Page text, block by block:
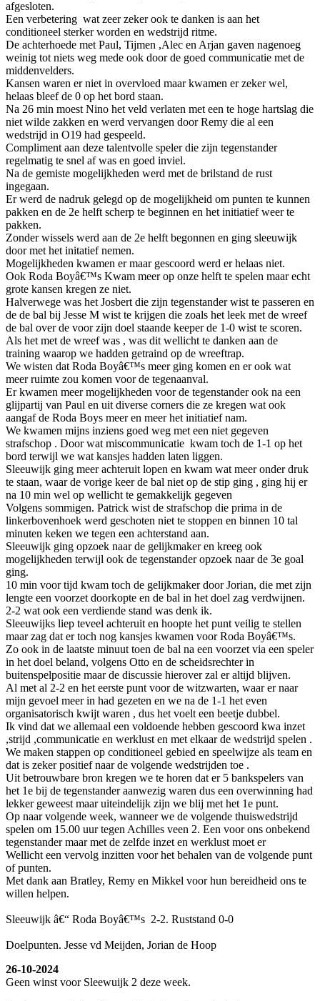
afgesloten.
Een verbetering wat zeer zeker ook te danken is aan het
conditioneel sterker worden en wedstrijd ritme.
De achterhoede met Paul, Tijmen ,Alec en Arjan gaven nagenoeg
weinig tot niets weg mede ook door de goed communicatie met de
middenvelders.
Kansen waren er niet in overvloed maar kwamen er zeker wel,
helaas bleef de 0 op het bord staan.
Na 26 min moest Nino het veld verlaten met een te hoge hartslag die
niet wilde zakken en werd vervangen door Remy die al een
wedstrijd in O19 had gespeeld.
Compliment aan deze talentvolle speler die zijn tegenstander
regelmatig te snel af was en goed inviel.
Na de gemiste mogelijkheden werd met de brilstand de rust
ingegaan.
Er werd de nadruk gelegd op de mogelijkheid om punten te kunnen
pakken en de 2e helft scherp te beginnen en het initiatief weer te
pakken.
Zonder wissels werd aan de 2e helft begonnen en ging sleeuwijk
door met het initatief nemen.
Mogelijkheden kwamen er maar gescoord werd er helaas niet.
Ook Roda Boyâ€™s Kwam meer op onze helft te spelen maar echt
grote kansen kregen ze niet.
Halverwege was het Josbert die zijn tegenstander wist te passeren en
de de bal bij Jesse M wist te krijgen die zoals het leek met de wreef
de bal over de voor zijn doel staande keeper de 1-0 wist te scoren.
Als het met de wreef was , was dit wellicht te danken aan de
training waarop we hadden getraind op de wreeftrap.
We wisten dat Roda Boyâ€™s meer ging komen en er ook wat
meer ruimte zou komen voor de tegenaanval.
Er kwamen meer mogelijkheden voor de tegenstander ook na een
glijpartij van Paul en uit diverse corners die ze kregen wat ook
aangaf de Roda Boys meer en meer het initiatief nam.
We kwamen mijns inziens goed weg met een niet gegeven
strafschop . Door wat miscommunicatie kwam toch de 1-1 op het
bord terwijl we wat kansjes hadden laten liggen.
Sleeuwijk ging meer achteruit lopen en kwam wat meer onder druk
te staan, waar de vorige keer de bal niet op de stip ging , ging hij er
na 10 min wel op wellicht te gemakkelijk gegeven
Volgens sommigen. Patrick wist de strafschop die prima in de
linkerbovenhoek werd geschoten niet te stoppen en binnen 10 tal
minuten keken we tegen een achterstand aan.
Sleeuwijk ging opzoek naar de gelijkmaker en kreeg ook
mogelijkheden terwijl ook de tegenstander opzoek naar de 3e goal
ging.
10 min voor tijd kwam toch de gelijkmaker door Jorian, die met zijn
lengte een voorzet doorkopte en de bal in het doel zag verdwijnen.
2-2 wat ook een verdiende stand was denk ik.
Sleeuwijks liep teveel achteruit en hoopte het punt veilig te stellen
maar zag dat er toch nog kansjes kwamen voor Roda Boyâ€™s.
Zo ook in de laatste minuut toen de bal na een voorzet via een speler
in het doel beland, volgens Otto en de scheidsrechter in
buitenspelpositie maar de discussie hierover zal er altijd blijven.
Al met al 2-2 en het eerste punt voor de witzwarten, waar er naar
mijn gevoel meer in had gezeten en we na de 1-1 het even
organisatorisch kwijt waren , dus het voelt een beetje dubbel.
Ik vind dat we allemaal een voldoende hebben gescoord kwa inzet
,strijd ,communicatie en werklust en met elkaar de wedstrijd spelen .
We maken stappen op conditioneel gebied en speelwijze als team en
dat is zeker positief naar de volgende wedstrijden toe .
Uit betrouwbare bron kregen we te horen dat er 5 bankspelers van
het 1e bij de tegenstander aanwezig waren dus een overwinning had
lekker geweest maar uiteindelijk zijn we blij met het 1e punt.
Op naar volgende week, wanneer we de volgende thuiswedstrijd
spelen om 15.00 uur tegen Achilles veen 2. Een voor ons onbekend
tegenstander maar met de zelfde inzet en werklust moet er
Wellicht een vervolg inzitten voor het behalen van de volgende punt
of punten.
Met dank aan Bratley, Remy en Mikkel voor hun bereidheid ons te
willen helpen.
Sleeuwijk â€“ Roda Boyâ€™s 2-2. Ruststand 0-0
Doelpunten. Jesse vd Meijden, Jorian de Hoop
26-10-2024
Geen winst voor Sleewuijk 2 deze week.